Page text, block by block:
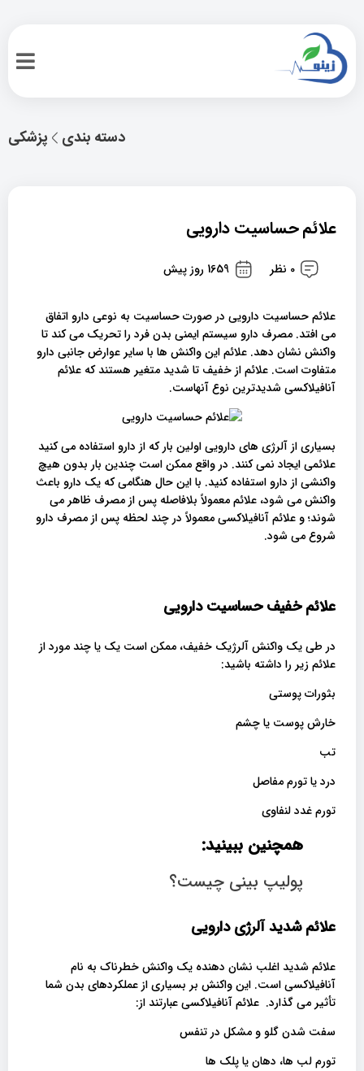
پزشکی دسته بندی
علائم حساسیت دارویی
0 نظر 1659 روز پیش
علائم حساسیت دارویی در صورت حساسیت به نوعی دارو اتفاق
می افتد. مصرف دارو سیستم ایمنی بدن فرد را تحریک می کند تا
واکنش نشان دهد. علائم این واکنش ها با سایر عوارض جانبی دارو
متفاوت است. علائم از خفیف تا شدید متغیر هستند که علائم
آنافیلاکسی شدیدترین نوع آنهاست.
بسیاری از آلرژی های دارویی اولین بار که از دارو استفاده می کنید
علائمی ایجاد نمی کنند. در واقع ممکن است چندین بار بدون هیچ
واکنشی از دارو استفاده کنید. با این حال هنگامی که یک دارو باعث
واکنش می شود، علائم معمولاً بلافاصله پس از مصرف ظاهر می
شوند؛ و علائم آنافیلاکسی معمولاً در چند لحظه پس از مصرف دارو
شروع می شود.
علائم خفیف حساسیت دارویی
در طی یک واکنش آلرژیک خفیف، ممکن است یک یا چند مورد از
علائم زیر را داشته باشید:
بثورات پوستی
خارش پوست یا چشم
تب
درد یا تورم مفاصل
تورم غدد لنفاوی
همچنین ببینید:
پولیپ بینی چیست؟
علائم شدید آلرژی دارویی
علائم شدید اغلب نشان دهنده یک واکنش خطرناک به نام
آنافیلاکسی است. این واکنش بر بسیاری از عملکردهای بدن شما
تأثیر می گذارد. علائم آنافیلاکسی عبارتند از:
سفت شدن گلو و مشکل در تنفس
تورم لب ها، دهان یا پلک ها